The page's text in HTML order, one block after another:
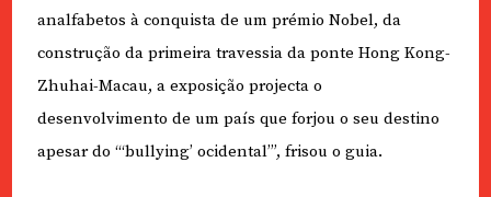
analfabetos à conquista de um prémio Nobel, da
construção da primeira travessia da ponte Hong Kong-
Zhuhai-Macau, a exposição projecta o
desenvolvimento de um país que forjou o seu destino
apesar do “‘bullying’ ocidental’”, frisou o guia.